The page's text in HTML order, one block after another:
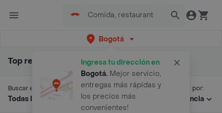
Bogotá
Ingresa tu dirección en
Bogotá. Mejor servicio,
entregas más rápidas y
los precios más
convenientes!
Top resultados para "rocketbook"
Buscar en:
Todas las secciones
Ordenar por:
Relevancia